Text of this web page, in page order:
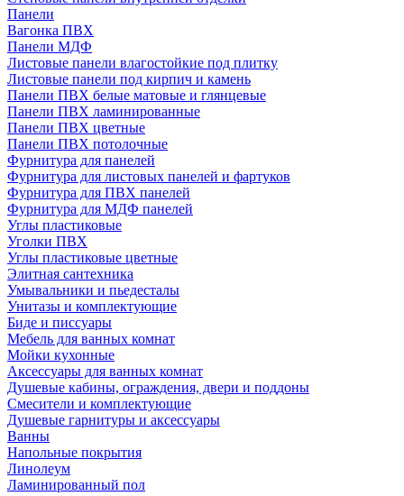
Панели
Вагонка ПВХ
Панели МДФ
Листовые панели влагостойкие под плитку
Листовые панели под кирпич и камень
Панели ПВХ белые матовые и глянцевые
Панели ПВХ ламинированные
Панели ПВХ цветные
Панели ПВХ потолочные
Фурнитура для панелей
Фурнитура для листовых панелей и фартуков
Фурнитура для ПВХ панелей
Фурнитура для МДФ панелей
Углы пластиковые
Уголки ПВХ
Углы пластиковые цветные
Элитная сантехника
Умывальники и пьедесталы
Унитазы и комплектующие
Биде и писсуары
Мебель для ванных комнат
Мойки кухонные
Аксессуары для ванных комнат
Душевые кабины, ограждения, двери и поддоны
Смесители и комплектующие
Душевые гарнитуры и аксессуары
Ванны
Напольные покрытия
Линолеум
Ламинированный пол